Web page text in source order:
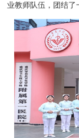
业教师队伍，团结了